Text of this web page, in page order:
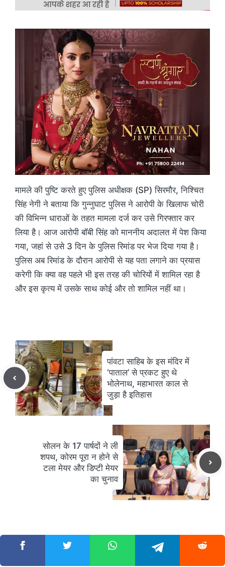
मामले की पुष्टि करते हुए पुलिस अधीक्षक (SP) सिरमौर, निश्चित
सिंह नेगी ने बताया कि गुन्नुघाट पुलिस ने आरोपी के खिलाफ चोरी
की विभिन्न धाराओं के तहत मामला दर्ज कर उसे गिरफ्तार कर
लिया है। आज आरोपी बॉबी सिंह को माननीय अदालत में पेश किया
गया, जहां से उसे 3 दिन के पुलिस रिमांड पर भेज दिया गया है।
पुलिस अब रिमांड के दौरान आरोपी से यह पता लगाने का प्रयास
करेगी कि क्या वह पहले भी इस तरह की चोरियों में शामिल रहा है
और इस कृत्य में उसके साथ कोई और तो शामिल नहीं था।
पांवटा साहिब के इस मंदिर में
‘पाताल’ से प्रकट हुए थे
भोलेनाथ, महाभारत काल से
जुड़ा है इतिहास
सोलन के 17 पार्षदों ने ली
शपथ, कोरम पूरा न होने से
टला मेयर और डिप्टी मेयर
का चुनाव